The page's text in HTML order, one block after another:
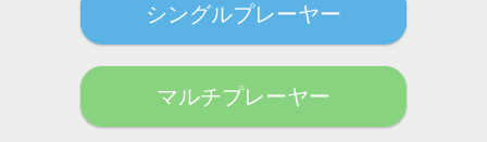
シングルプレーヤー
マルチプレーヤー